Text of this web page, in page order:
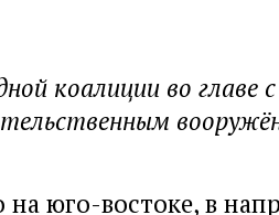
коалиции во главе
юго-востоке, в